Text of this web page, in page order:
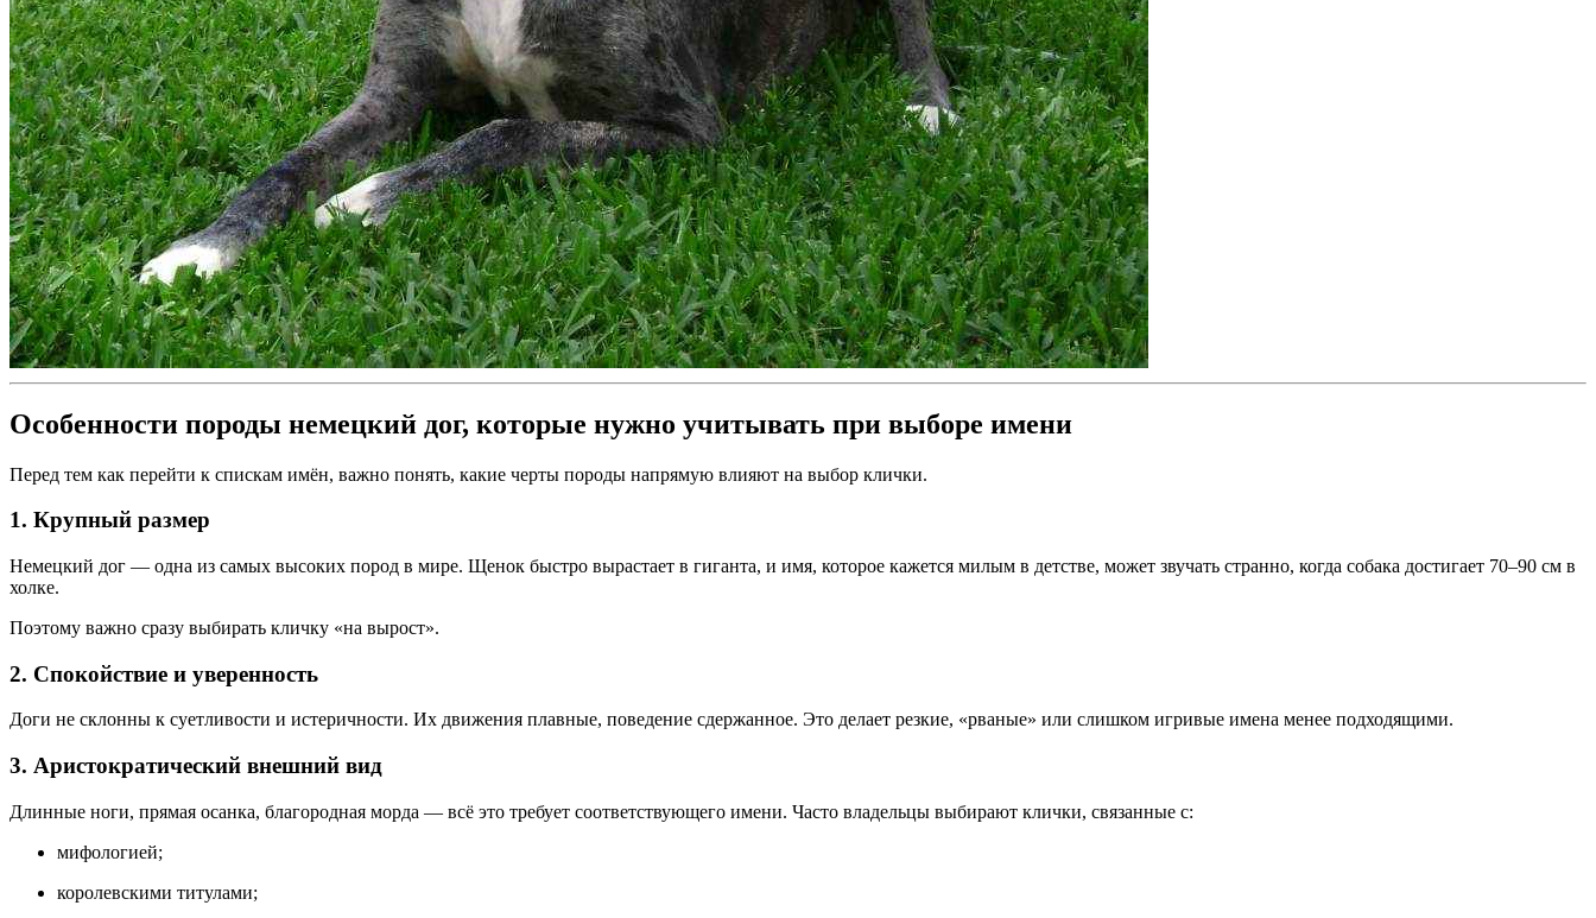
Особенности породы немецкий дог, которые нужно учитывать при выборе имени
Перед тем как перейти к спискам имён, важно понять, какие черты породы напрямую влияют на выбор клички.
1. Крупный размер
Немецкий дог — одна из самых высоких пород в мире. Щенок быстро вырастает в гиганта, и имя, которое кажется милым в детстве, может звучать странно, когда собака достигает 70–90 см в
холке.
Поэтому важно сразу выбирать кличку «на вырост».
2. Спокойствие и уверенность
Доги не склонны к суетливости и истеричности. Их движения плавные, поведение сдержанное. Это делает резкие, «рваные» или слишком игривые имена менее подходящими.
3. Аристократический внешний вид
Длинные ноги, прямая осанка, благородная морда — всё это требует соответствующего имени. Часто владельцы выбирают клички, связанные с:
мифологией;
королевскими титулами;